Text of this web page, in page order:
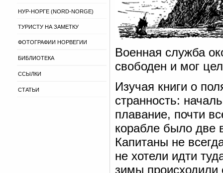
НУР-НОРГЕ (NORD-NORGE)
ТУРИСТУ НА ЗАМЕТКУ
ФОТОГРАФИИ НОРВЕГИИ
БИБЛИОТЕКА
ССЫЛКИ
СТАТЬИ
Военная служба
свободен и мог
Изучая книги о
странность:
плавание, почти
корабле было две
Капитаны не
не хотели идти
зимы происходили